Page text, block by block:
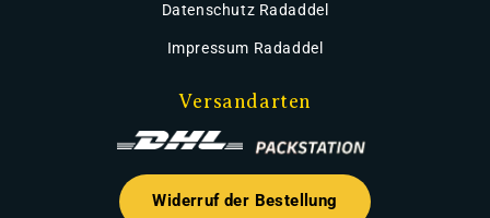
Datenschutz Radaddel
Impressum Radaddel
Versandarten
Widerruf der Bestellung